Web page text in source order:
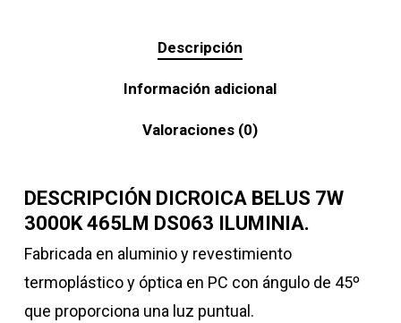
Descripción
Información adicional
Valoraciones (0)
DESCRIPCIÓN DICROICA BELUS 7W
3000K 465LM DS063 ILUMINIA.
Fabricada en aluminio y revestimiento
termoplástico y óptica en PC con ángulo de 45º
que proporciona una luz puntual.